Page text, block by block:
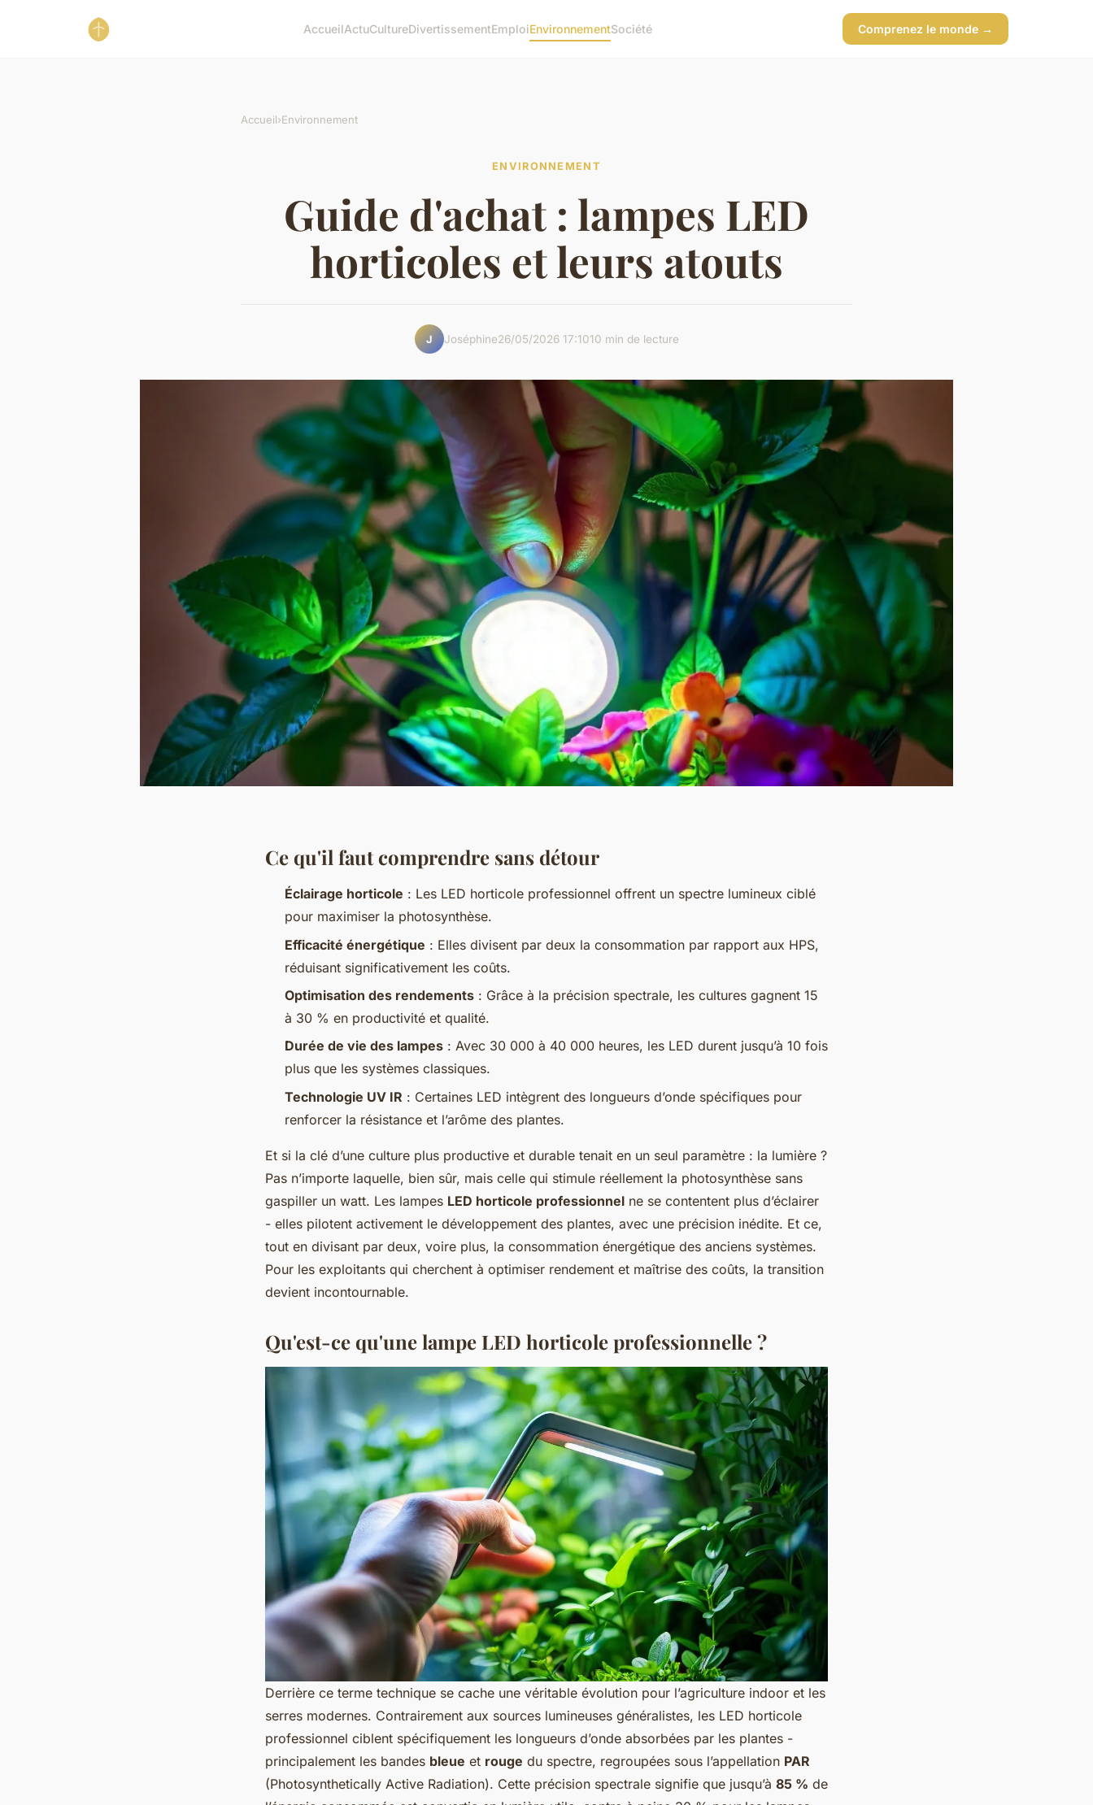
AccueilActuCultureDivertissementEmploiEnvironnementSociété Comprenez le monde →
Accueil›Environnement
ENVIRONNEMENT
Guide d'achat : lampes LED
horticoles et leurs atouts
J Joséphine26/05/2026 17:1010 min de lecture
Ce qu'il faut comprendre sans détour
Éclairage horticole : Les LED horticole professionnel offrent un spectre lumineux ciblé
pour maximiser la photosynthèse.
Efficacité énergétique : Elles divisent par deux la consommation par rapport aux HPS,
réduisant significativement les coûts.
Optimisation des rendements : Grâce à la précision spectrale, les cultures gagnent 15
à 30 % en productivité et qualité.
Durée de vie des lampes : Avec 30 000 à 40 000 heures, les LED durent jusqu’à 10 fois
plus que les systèmes classiques.
Technologie UV IR : Certaines LED intègrent des longueurs d’onde spécifiques pour
renforcer la résistance et l’arôme des plantes.
Et si la clé d’une culture plus productive et durable tenait en un seul paramètre : la lumière ?
Pas n’importe laquelle, bien sûr, mais celle qui stimule réellement la photosynthèse sans
gaspiller un watt. Les lampes LED horticole professionnel ne se contentent plus d’éclairer
- elles pilotent activement le développement des plantes, avec une précision inédite. Et ce,
tout en divisant par deux, voire plus, la consommation énergétique des anciens systèmes.
Pour les exploitants qui cherchent à optimiser rendement et maîtrise des coûts, la transition
devient incontournable.
Qu'est-ce qu'une lampe LED horticole professionnelle ?
Derrière ce terme technique se cache une véritable évolution pour l’agriculture indoor et les
serres modernes. Contrairement aux sources lumineuses généralistes, les LED horticole
professionnel ciblent spécifiquement les longueurs d’onde absorbées par les plantes -
principalement les bandes bleue et rouge du spectre, regroupées sous l’appellation PAR
(Photosynthetically Active Radiation). Cette précision spectrale signifie que jusqu’à 85 % de